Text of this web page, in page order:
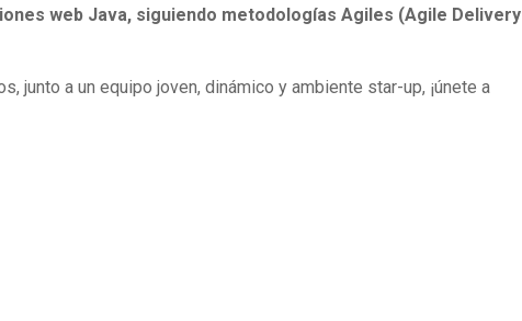
web Java, siguiendo metodologías Agiles (Agile Delivery
junto a un equipo joven, dinámico y ambiente star-up, ¡únete a